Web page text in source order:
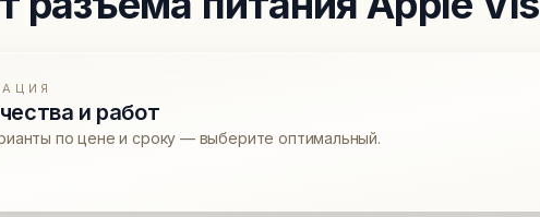
и работ
по цене и сроку — выберите оптимальный.